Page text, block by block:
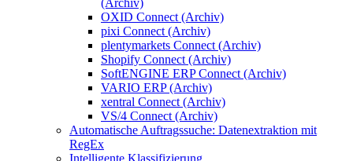
(Archiv)
OXID Connect (Archiv)
pixi Connect (Archiv)
plentymarkets Connect (Archiv)
Shopify Connect (Archiv)
SoftENGINE ERP Connect (Archiv)
VARIO ERP (Archiv)
xentral Connect (Archiv)
VS/4 Connect (Archiv)
Automatische Auftragssuche: Datenextraktion mit
RegEx